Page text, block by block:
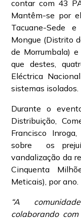
contar com 43
Mantêm-se por
Tacuane-Sede
Mongue (Distrito
de Morrumbala)
que destes,
Eléctrica
sistemas isolados.
Durante o
Distribuição,
Francisco
sobre os
vandalização da
Cinquenta
Meticais), por ano.
“A
colaborando